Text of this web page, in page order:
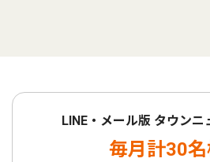
LINE・メール版 タウン
毎月計30名